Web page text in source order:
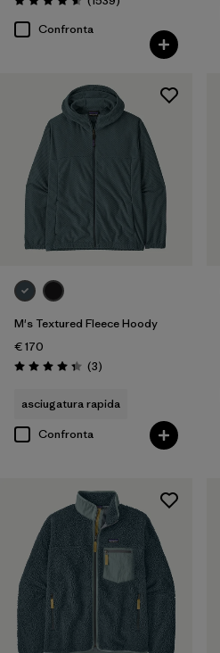
Filtra per
Valutazione: 4.6 / 5
Confronta
M's Textured Fleece Hoody
€ 170
Valutazione: 4.3 / 5
(3Recensioni
)
asciugatura rapida
Confronta